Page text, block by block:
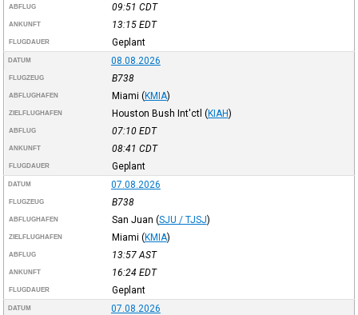
ABFLUG 09:51 CDT
ANKUNFT 13:15 EDT
FLUGDAUER Geplant
DATUM 08.08.2026
FLUGZEUG B738
ABFLUGHAFEN Miami (KMIA)
ZIELFLUGHAFEN Houston Bush Int'ctl (KIAH)
ABFLUG 07:10 EDT
ANKUNFT 08:41 CDT
FLUGDAUER Geplant
DATUM 07.08.2026
FLUGZEUG B738
ABFLUGHAFEN San Juan (SJU / TJSJ)
ZIELFLUGHAFEN Miami (KMIA)
ABFLUG 13:57 AST
ANKUNFT 16:24 EDT
FLUGDAUER Geplant
DATUM 07.08.2026